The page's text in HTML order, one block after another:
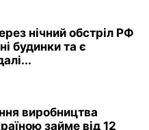
нічний обстріл РФ
будинки та є
виробництва
займе від 12